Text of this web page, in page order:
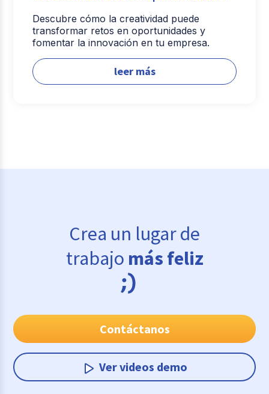
Descubre cómo la creatividad puede
transformar retos en oportunidades y
fomentar la innovación en tu empresa.
leer más
Crea un lugar de
trabajo más feliz
Contáctanos
Ver videos demo